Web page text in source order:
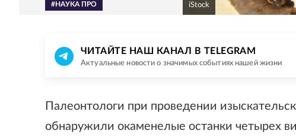
#НАУКА ПРО iStock
ЧИТАЙТЕ НАШ КАНАЛ В TELEGRAM
Актуальные новости о значимых событиях нашей жизни
Палеонтологи при проведении
обнаружили окаменелые останки четырех